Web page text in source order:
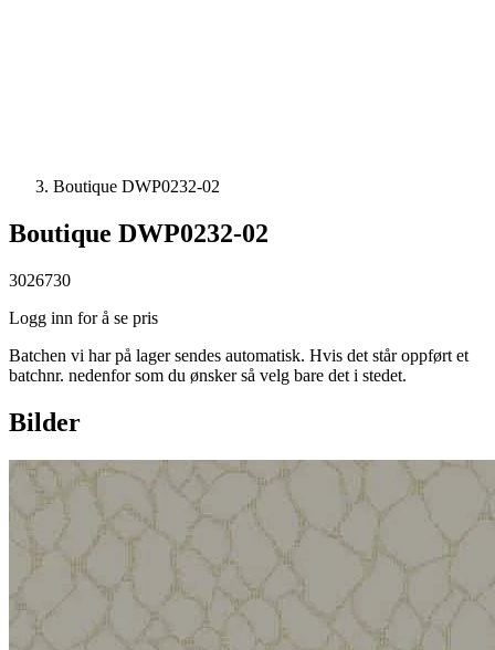
Boutique DWP0232-02
Boutique DWP0232-02
3026730
Logg inn for å se pris
Batchen vi har på lager sendes automatisk. Hvis det står oppført et
batchnr. nedenfor som du ønsker så velg bare det i stedet.
Bilder